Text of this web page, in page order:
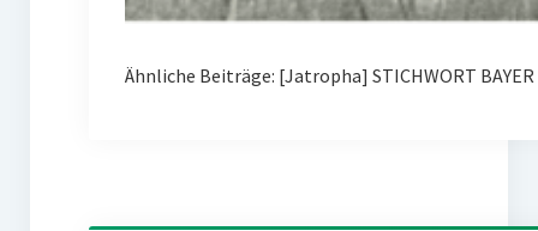
Ähnliche Beiträge: [Jatropha] STICHWORT